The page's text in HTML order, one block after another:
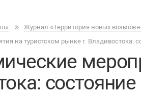
Журнал «Территория новых
на туристском рынке г. Владивостока: